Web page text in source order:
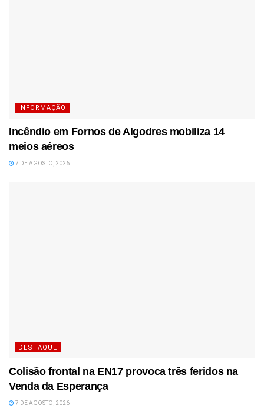
INFORMAÇÃO
Incêndio em Fornos de Algodres mobiliza 14
meios aéreos
7 DE AGOSTO, 2026
DESTAQUE
Colisão frontal na EN17 provoca três feridos na
Venda da Esperança
7 DE AGOSTO, 2026